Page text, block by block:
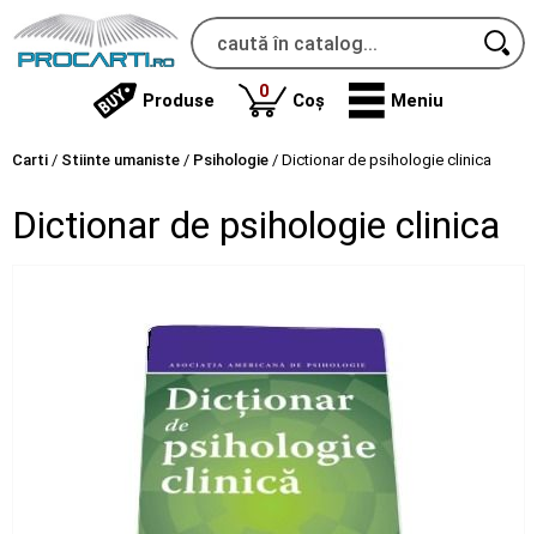
Produse 0produse
Coș Meniu
Carti / Stiinte umaniste / Psihologie / Dictionar de psihologie clinica
Dictionar de psihologie clinica